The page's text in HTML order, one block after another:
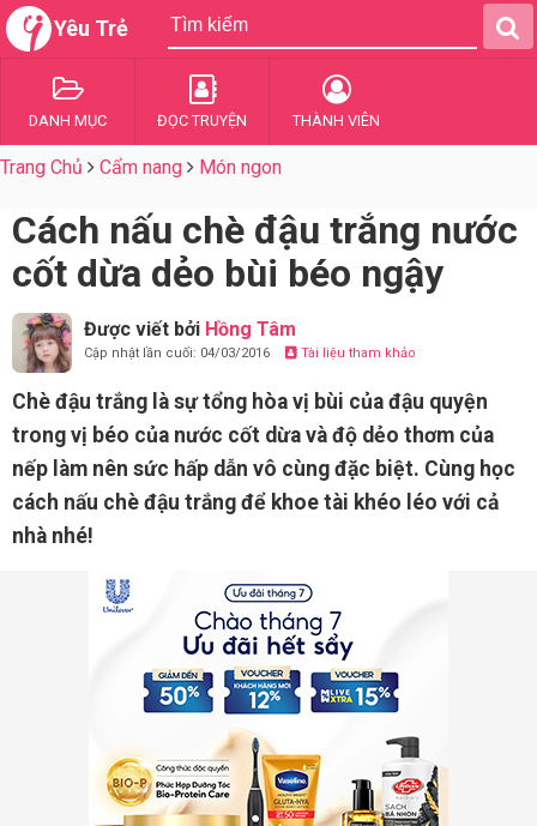
Yêu Trẻ
DANH MỤC ĐỌC TRUYỆN THÀNH VIÊN
Trang Chủ Cẩm nang Món ngon
Cách nấu chè đậu trắng nước
cốt dừa dẻo bùi béo ngậy
Được viết bởi Hồng Tâm
Cập nhật lần cuối: 04/03/2016 Tài liệu tham khảo
Chè đậu trắng là sự tổng hòa vị bùi của đậu quyện
trong vị béo của nước cốt dừa và độ dẻo thơm của
nếp làm nên sức hấp dẫn vô cùng đặc biệt. Cùng học
cách nấu chè đậu trắng để khoe tài khéo léo với cả
nhà nhé!